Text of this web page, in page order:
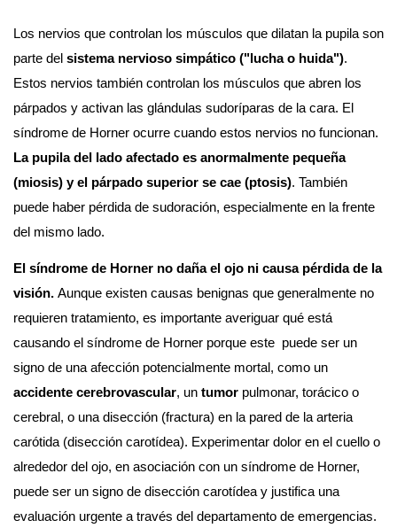
Los nervios que controlan los músculos que dilatan la pupila son
parte del sistema nervioso simpático ("lucha o huida").
Estos nervios también controlan los músculos que abren los
párpados y activan las glándulas sudoríparas de la cara. El
La pupila del lado afectado es anormalmente pequeña
(miosis) y el párpado superior se cae (ptosis). También
puede haber pérdida de sudoración, especialmente en la frente
del mismo lado.
El síndrome de Horner no daña el ojo ni causa pérdida de la
visión. Aunque existen causas benignas que generalmente no
requieren tratamiento, es importante averiguar qué está
causando el síndrome de Horner porque este  puede ser un
accidente cerebrovascular, un tumor pulmonar, torácico o
cerebral, o una disección (fractura) en la pared de la arteria
carótida (disección carotídea). Experimentar dolor en el cuello o
alrededor del ojo, en asociación con un síndrome de Horner,
puede ser un signo de disección carotídea y justifica una
evaluación urgente a través del departamento de emergencias.